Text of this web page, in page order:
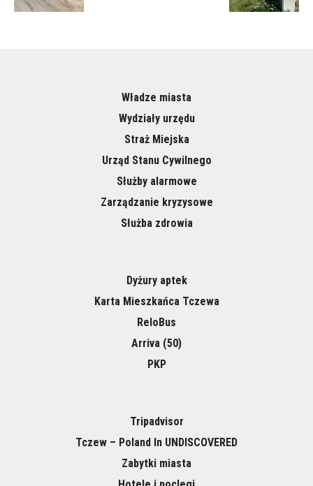
Władze miasta
Wydziały urzędu
Straż Miejska
Urząd Stanu Cywilnego
Służby alarmowe
Zarządzanie kryzysowe
Służba zdrowia
Dyżury aptek
Karta Mieszkańca Tczewa
ReloBus
Arriva (50)
PKP
Tripadvisor
Tczew – Poland In UNDISCOVERED
Zabytki miasta